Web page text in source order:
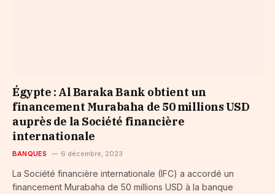
Égypte : Al Baraka Bank obtient un
financement Murabaha de 50 millions USD
auprès de la Société financière
internationale
BANQUES 6 décembre, 2023
La Société financière internationale (IFC) a accordé un
financement Murabaha de 50 millions USD à la banque